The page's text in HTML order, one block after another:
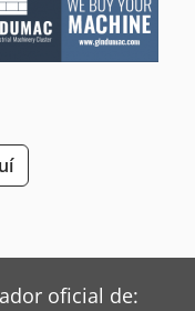
oficial de: